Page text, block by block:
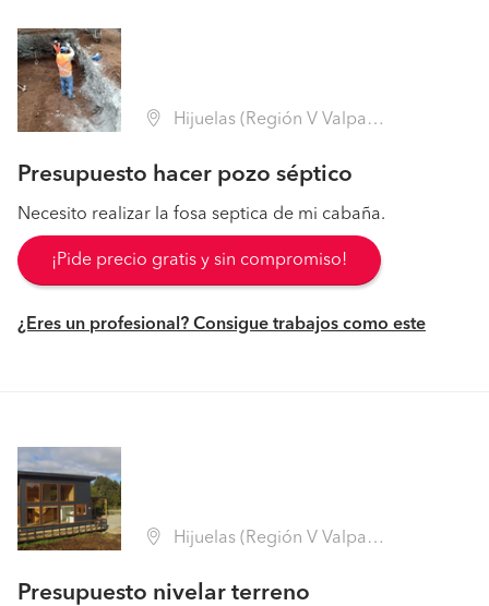
Hijuelas (Región V Valparaíso - Quillota)
Presupuesto hacer pozo séptico
Necesito realizar la fosa septica de mi cabaña.
¡Pide precio gratis y sin compromiso!
¿Eres un profesional? Consigue trabajos como este
Hijuelas (Región V Valparaíso - Quillota)
Presupuesto nivelar terreno